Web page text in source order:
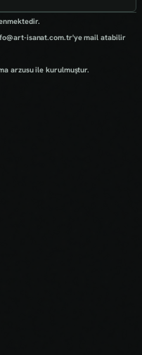
isanat.com.tr'ye mail atabilir
arzusu ile kurulmuştur.